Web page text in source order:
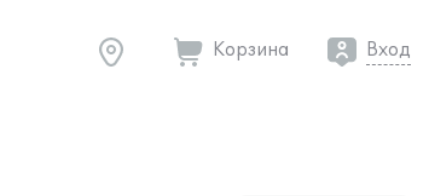
Корзина Вход